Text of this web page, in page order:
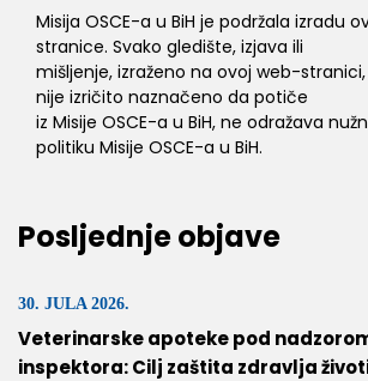
Misija OSCE-a u BiH je podržala izradu
stranice. Svako gledište, izjava ili
mišljenje, izraženo na ovoj web-
nije izričito naznačeno da potiče
iz Misije OSCE-a u BiH, ne odražava
politiku Misije OSCE-a u BiH.
Posljednje objave
30. JULA 2026.
Veterinarske apoteke pod
inspektora: Cilj zaštita zdravlja